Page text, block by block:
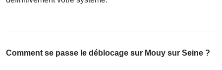
Comment se passe le déblocage sur Mouy sur Seine ?